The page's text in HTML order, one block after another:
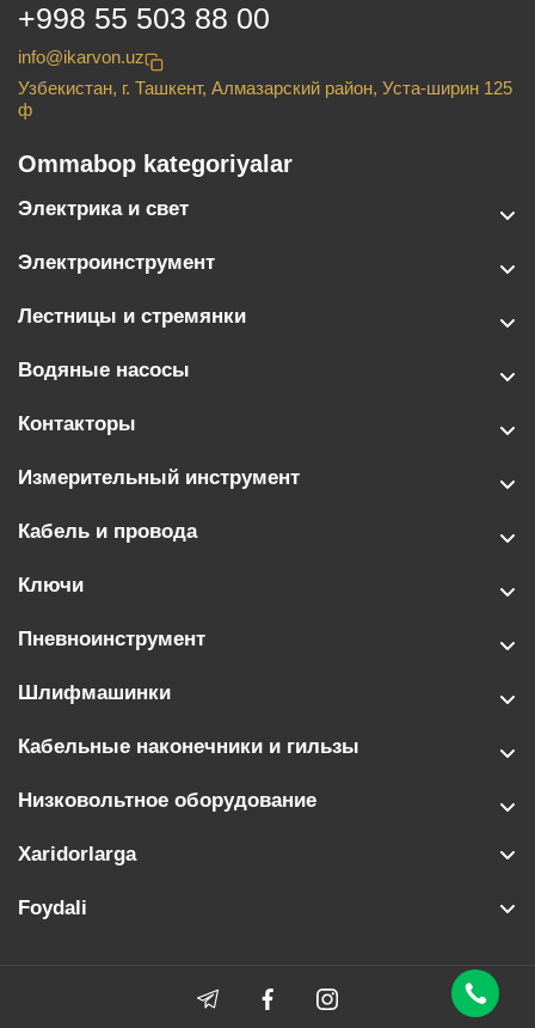
+998 55 503 88 00
info@ikarvon.uz
Узбекистан, г. Ташкент, Алмазарский район, Уста-ширин 125
ф
Ommabop kategoriyalar
Электрика и свет
Электроинструмент
Лестницы и стремянки
Водяные насосы
Контакторы
Измерительный инструмент
Кабель и провода
Ключи
Пневноинструмент
Шлифмашинки
Кабельные наконечники и гильзы
Низковольтное оборудование
Xaridorlarga
Foydali